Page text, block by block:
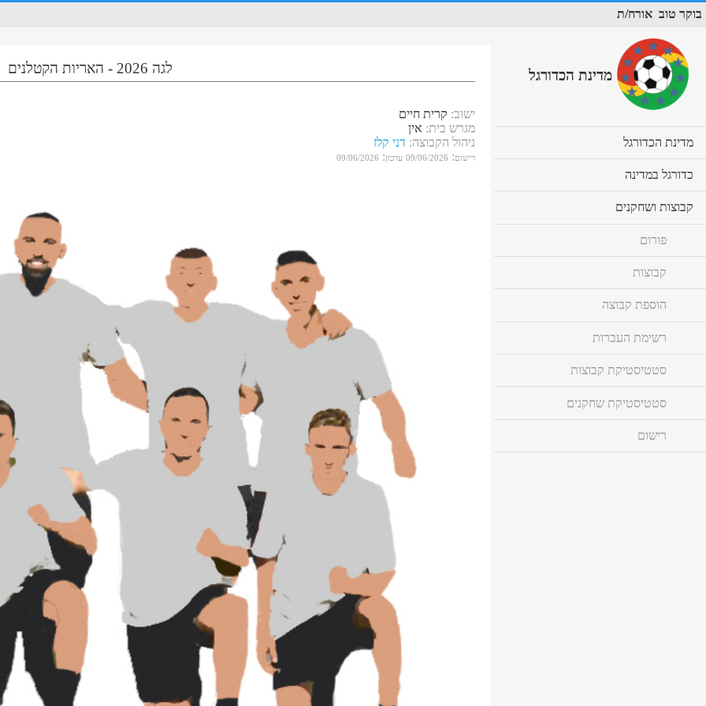
בוקר טוב אורח/ת
לגה 2026 - האריות הקטלנים
ישוב: קרית חיים
מגרש בית: אין
ניהול הקבוצה: דני קלז
רישום:
09/06/2026 עדכון:
09/06/2026
מדינת הכדורגל
מדינת הכדורגל
to
כדורגל במדינה
to
קבוצות ושחקנים
to
פורום
קבוצות
הוספת קבוצה
רשימת העברות
סטטיסטיקת קבוצות
סטטיסטיקת שחקנים
רישום